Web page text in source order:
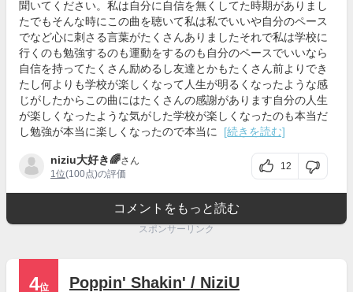
聞いてください。私は自分に自信を無くしてた時期がありまし
たでもそんな時にこの曲を聴いて私は私でいいや自分のペース
でなど心に刺さる言葉がたくさんありましたそれで私は学校に
行くのも勉強するのも運動をするのも自分のペースでいいなら
自信を持ってたくさん励めるし友達とかもたくさん前よりでき
たし何よりも学校が楽しくなって人生が明るくなったような感
じがしたからこの曲にはたくさんの感謝があります自分の人生
が楽しくなったような気がした学校が楽しくなったのも本当だ
し勉強が本当に楽しくなったので本当に
[続きを読む]
niziu大好き🌈さん
1位(100点)の評価
12
コメントをもっと読む
スポンサーリンク
4位
Poppin' Shakin' / NiziU